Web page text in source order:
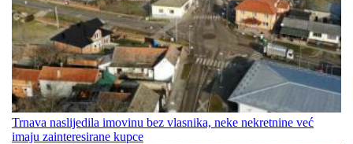
Trnava naslijedila imovinu bez vlasnika, neke nekretnine već
imaju zainteresirane kupce